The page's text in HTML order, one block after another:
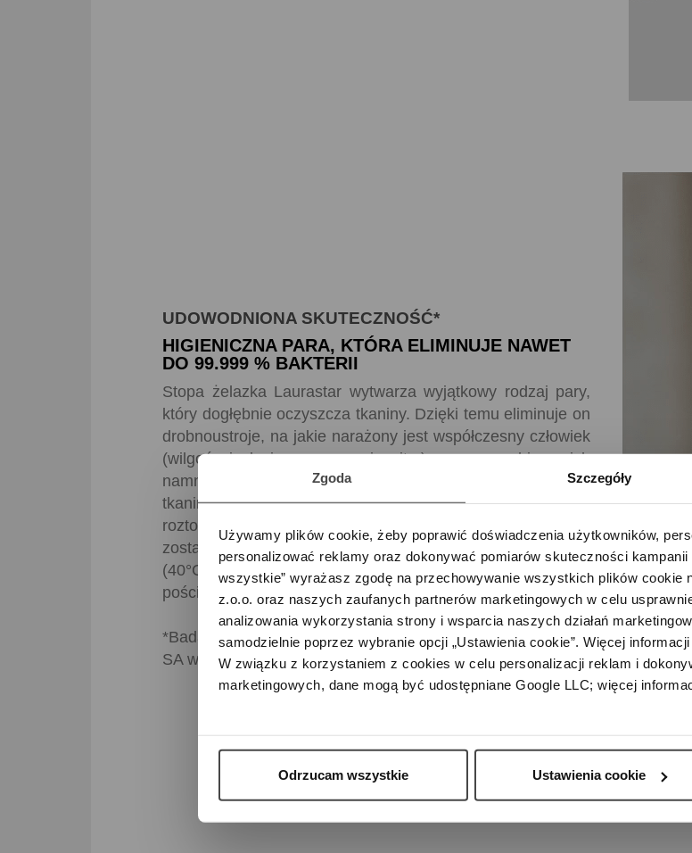
Zgoda Szczegóły
Używamy plików cookie, żeby poprawić doświadczenia użytkowników,
personalizować reklamy oraz dokonywać pomiarów skuteczności
wszystkie” wyrażasz zgodę na przechowywanie wszystkich plików cookie
z.o.o. oraz naszych zaufanych partnerów marketingowych w celu
analizowania wykorzystania strony i wsparcia naszych działań
samodzielnie poprzez wybranie opcji „Ustawienia cookie”. Więcej
W związku z korzystaniem z cookies w celu personalizacji reklam i
marketingowych, dane mogą być udostępniane Google LLC; więcej
Odrzucam wszystkie Ustawienia cookie
UDOWODNIONA SKUTECZNOŚĆ*
HIGIENICZNA PARA, KTÓRA ELIMINUJE NAWET
DO 99.999 % BAKTERII
Stopa żelazka Laurastar wytwarza wyjątkowy rodzaj pary,
który dogłębnie oczyszcza tkaniny. Dzięki temu eliminuje on
drobnoustroje, na jakie narażony jest współczesny człowiek
(wilgoć, izolacja, ogrzewanie, itp.) oraz zapobiega ich
namnażaniu. Wysoka temperatura, zdolność przenikania
tkanin i duża moc sprawiają, że ta wyjątkowa para niszczy
roztocza kurzu domowego, bakterie i grzyby, które nie
zostają zniszczone podczas prania w wysokiej temperaturze
(40°C). Para Laurastar zapewnia, że Twoje ubrania oraz
pościel pozostają doskonale czyste i w 100% higieniczne.
*Badania prowadzone przez laboratorium Scitec Research
SA w Szwajcarii